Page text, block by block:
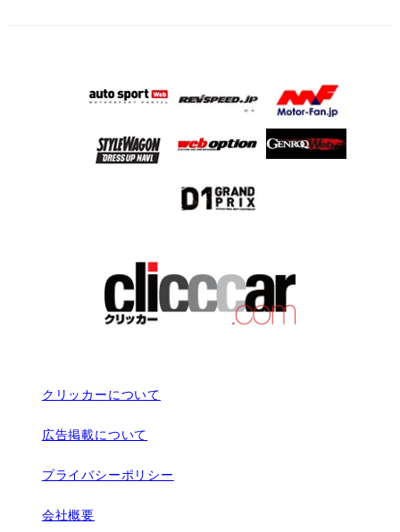
クリッカーについて
広告掲載について
プライバシーポリシー
会社概要